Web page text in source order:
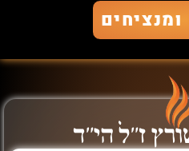
ז"ל הי"ד